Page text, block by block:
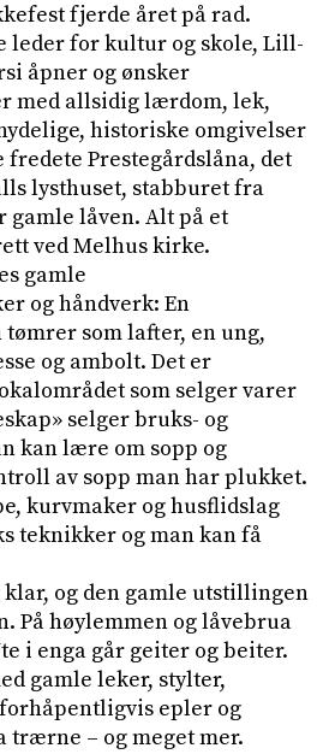
fjerde året på rad.
leder for kultur og skole, Lill-
åpner og ønsker
med allsidig lærdom, lek,
historiske omgivelser
fredete Prestegårdslåna, det
lysthuset, stabburet fra
gamle låven. Alt på et
ved Melhus kirke.
gamle
og håndverk: En
som lafter, en ung,
og ambolt. Det er
som selger varer
selger bruks- og
kan lære om sopp og
av sopp man har plukket.
kurvmaker og husflidslag
teknikker og man kan få
og den gamle utstillingen
På høylemmen og låvebrua
i enga går geiter og beiter.
gamle leker, stylter,
epler og
– og meget mer.